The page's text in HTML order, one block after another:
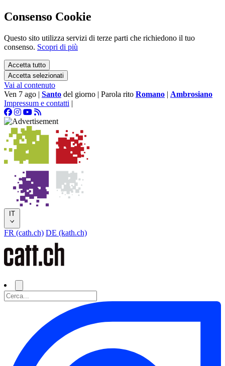
Consenso Cookie
Questo sito utilizza servizi di terze parti che richiedono il tuo
consenso. Scopri di più
Accetta tutto
Accetta selezionati
Vai al contenuto
Ven 7 ago | Santo del giorno | Parola rito Romano | Ambrosiano
Impressum e contatti |
IT
FR (cath.ch) DE (kath.ch)